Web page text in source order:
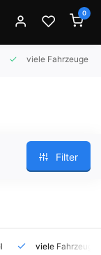
0
viele Fahrzeuge auf
Filter
viele Fahrzeuge auf